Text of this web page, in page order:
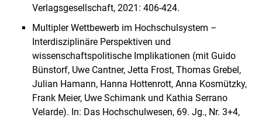
Verlagsgesellschaft, 2021: 406-424.
Multipler Wettbewerb im Hochschulsystem –
Interdisziplinäre Perspektiven und
wissenschaftspolitische Implikationen (mit Guido
Bünstorf, Uwe Cantner, Jetta Frost, Thomas Grebel,
Julian Hamann, Hanna Hottenrott, Anna Kosmützky,
Frank Meier, Uwe Schimank und Kathia Serrano
Velarde). In: Das Hochschulwesen, 69. Jg., Nr. 3+4,